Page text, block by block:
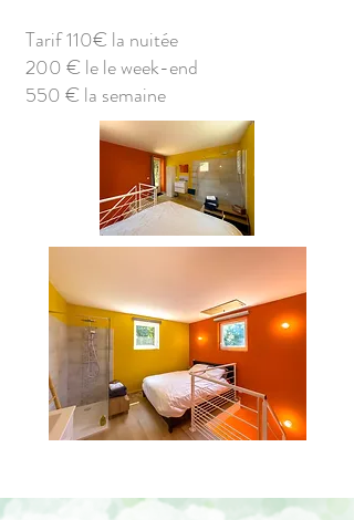
Tarif 110€ la nuitée
200 € le le week-end
550 € la semaine